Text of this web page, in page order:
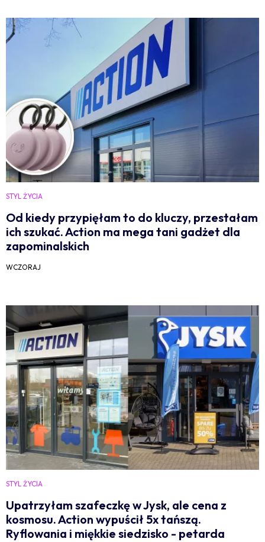
STYL ŻYCIA
Od kiedy przypięłam to do kluczy, przestałam
ich szukać. Action ma mega tani gadżet dla
zapominalskich
WCZORAJ
STYL ŻYCIA
Upatrzyłam szafeczkę w Jysk, ale cena z
kosmosu. Action wypuścił 5x tańszą.
Ryflowania i miękkie siedzisko - petarda